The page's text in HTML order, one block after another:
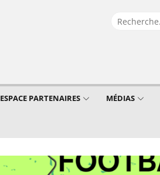
Recherche
ESPACE PARTENAIRES MÉDIAS